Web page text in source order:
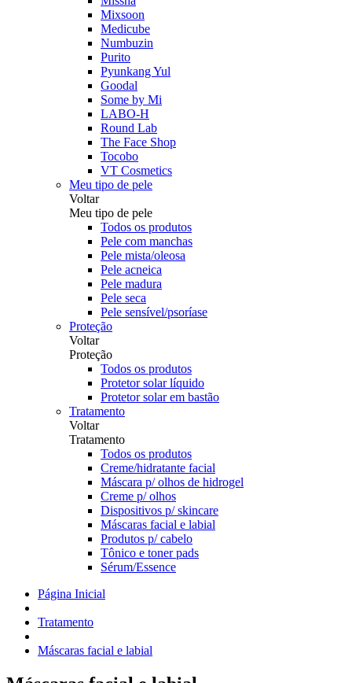
Mixsoon
Medicube
Numbuzin
Purito
Pyunkang Yul
Goodal
Some by Mi
LABO-H
Round Lab
The Face Shop
Tocobo
VT Cosmetics
Meu tipo de pele
Voltar
Meu tipo de pele
Todos os produtos
Pele com manchas
Pele mista/oleosa
Pele acneica
Pele madura
Pele seca
Pele sensível/psoríase
Proteção
Voltar
Proteção
Todos os produtos
Protetor solar líquido
Protetor solar em bastão
Tratamento
Voltar
Tratamento
Todos os produtos
Creme/hidratante facial
Máscara p/ olhos de hidrogel
Creme p/ olhos
Dispositivos p/ skincare
Máscaras facial e labial
Produtos p/ cabelo
Tônico e toner pads
Sérum/Essence
Página Inicial
Tratamento
Máscaras facial e labial